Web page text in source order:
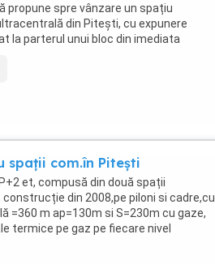
propune spre vânzare un spațiu
din Pitești, cu expunere
la parterul unui bloc din imediata
spații com.în Pitești
et, compusă din două spații
din 2008,pe piloni si cadre,cu
=360 m ap=130m si S=230m cu gaze,
termice pe gaz pe fiecare nivel